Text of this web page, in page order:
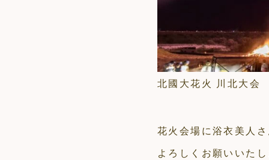
北國大花火 川北大会
花火会場に浴衣美人
よろしくお願いいたし